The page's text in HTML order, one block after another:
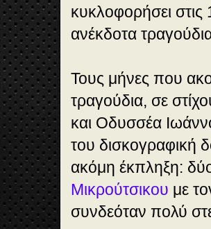
κυκλοφορήσει
ανέκδοτα
Τους μήνες που
τραγούδια, σε
και Οδυσσέα
του δισκογραφική
ακόμη έκπληξη:
Μικρούτσικου με
συνδεόταν πολύ